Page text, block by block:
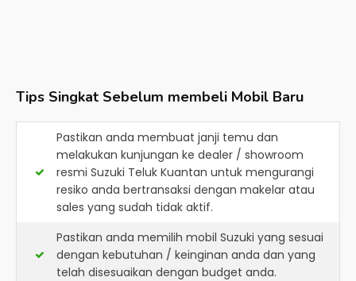
Tips Singkat Sebelum membeli Mobil Baru
Pastikan anda membuat janji temu dan
melakukan kunjungan ke dealer / showroom
resmi Suzuki Teluk Kuantan untuk mengurangi
resiko anda bertransaksi dengan makelar atau
sales yang sudah tidak aktif.
Pastikan anda memilih mobil Suzuki yang sesuai
dengan kebutuhan / keinginan anda dan yang
telah disesuaikan dengan budget anda.